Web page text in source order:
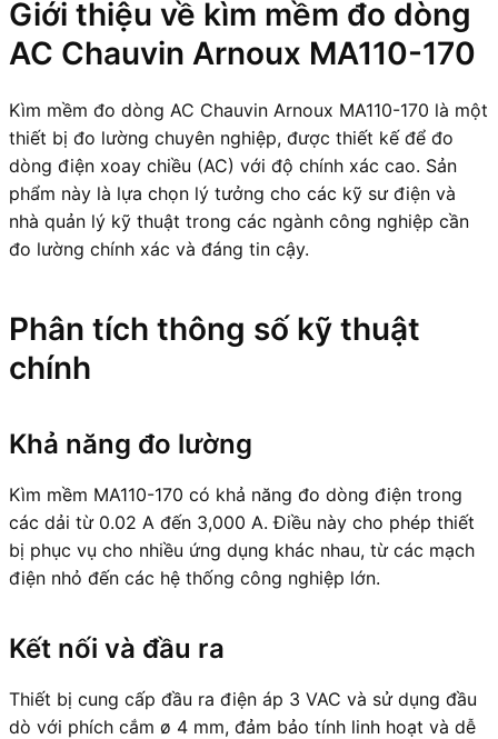
Giới thiệu về kìm mềm đo dòng
AC Chauvin Arnoux MA110-170
Kìm mềm đo dòng AC Chauvin Arnoux MA110-170 là một
thiết bị đo lường chuyên nghiệp, được thiết kế để đo
dòng điện xoay chiều (AC) với độ chính xác cao. Sản
phẩm này là lựa chọn lý tưởng cho các kỹ sư điện và
nhà quản lý kỹ thuật trong các ngành công nghiệp cần
đo lường chính xác và đáng tin cậy.
Phân tích thông số kỹ thuật
chính
Khả năng đo lường
Kìm mềm MA110-170 có khả năng đo dòng điện trong
các dải từ 0.02 A đến 3,000 A. Điều này cho phép thiết
bị phục vụ cho nhiều ứng dụng khác nhau, từ các mạch
điện nhỏ đến các hệ thống công nghiệp lớn.
Kết nối và đầu ra
Thiết bị cung cấp đầu ra điện áp 3 VAC và sử dụng đầu
dò với phích cắm ø 4 mm, đảm bảo tính linh hoạt và dễ